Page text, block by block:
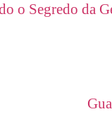
o Segredo da